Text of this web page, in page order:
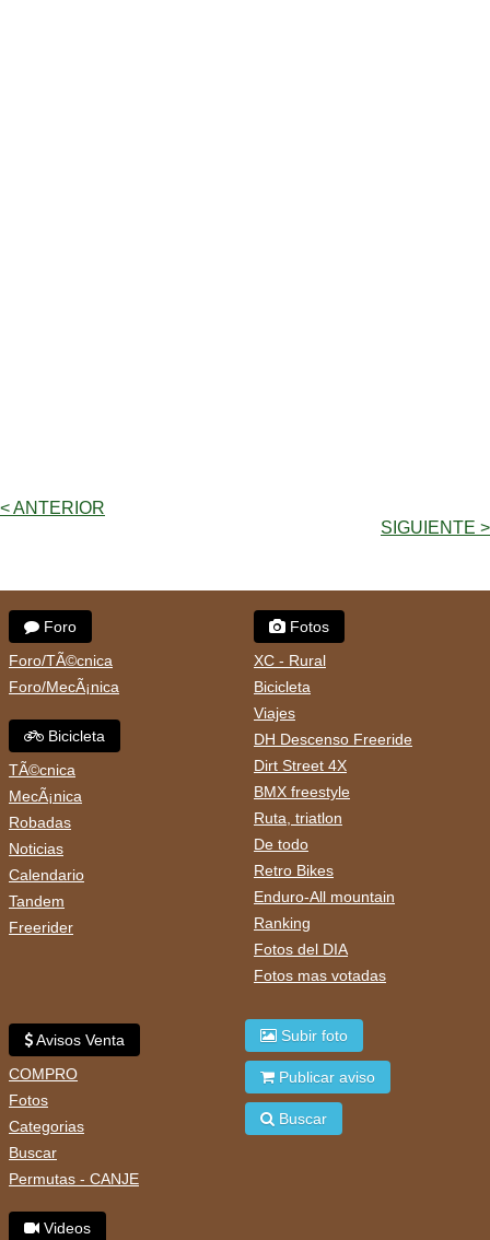
< ANTERIOR
SIGUIENTE >
Foro
Foro/TÃ©cnica
Foro/MecÃ¡nica
Bicicleta
TÃ©cnica
MecÃ¡nica
Robadas
Noticias
Calendario
Tandem
Freerider
Fotos
XC - Rural
Bicicleta
Viajes
DH Descenso Freeride
Dirt Street 4X
BMX freestyle
Ruta, triatlon
De todo
Retro Bikes
Enduro-All mountain
Ranking
Fotos del DIA
Fotos mas votadas
Avisos Venta
COMPRO
Fotos
Categorias
Buscar
Permutas - CANJE
Videos
Subir foto
Publicar aviso
Buscar